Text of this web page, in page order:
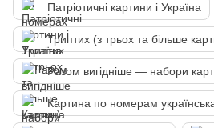
Патріотичні картини і Україна
Триптих (з трьох та більше
Разом вигідніше — набори
Картина по номерам